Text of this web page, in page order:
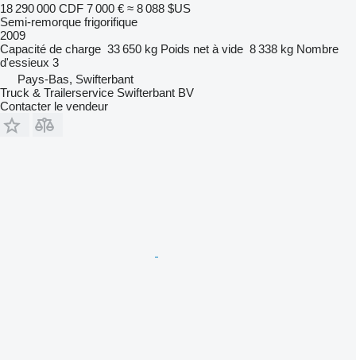
18 290 000 CDF 7 000 € ≈ 8 088 $US
Semi-remorque frigorifique
2009
Capacité de charge 33 650 kg Poids net à vide 8 338 kg Nombre
d'essieux 3
Pays-Bas, Swifterbant
Truck & Trailerservice Swifterbant BV
Contacter le vendeur